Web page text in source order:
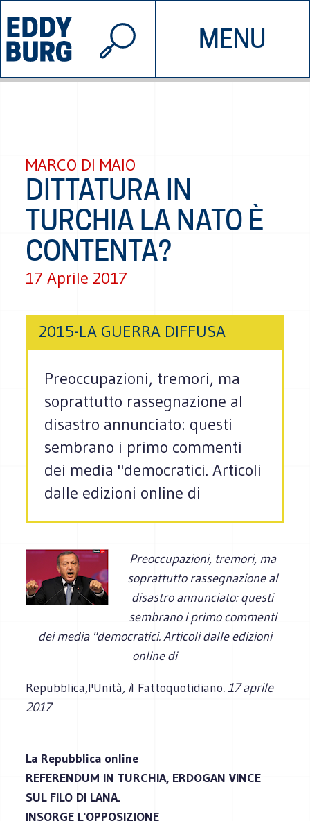
MENU
INIZIATIVE CHI SIAMO
© 2026 EDDYBURG
MARCO DI MAIO
DITTATURA IN
TURCHIA LA NATO È
CONTENTA?
17 Aprile 2017
2015-LA GUERRA DIFFUSA
Preoccupazioni, tremori, ma
soprattutto rassegnazione al
disastro annunciato: questi
sembrano i primo commenti
dei media "democratici. Articoli
dalle edizioni online di
Preoccupazioni, tremori, ma
soprattutto rassegnazione al
disastro annunciato: questi
sembrano i primo commenti
dei media "democratici. Articoli dalle edizioni
online di
Repubblica,l'Unità, il Fattoquotidiano. 17 aprile
2017
La Repubblica online
REFERENDUM IN TURCHIA, ERDOGAN VINCE
SUL FILO DI LANA.
INSORGE L'OPPOSIZIONE